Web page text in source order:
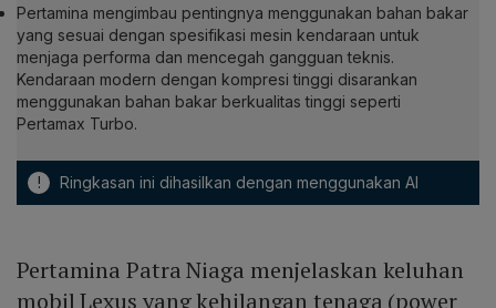
Pertamina mengimbau pentingnya menggunakan bahan bakar
yang sesuai dengan spesifikasi mesin kendaraan untuk
menjaga performa dan mencegah gangguan teknis.
Kendaraan modern dengan kompresi tinggi disarankan
menggunakan bahan bakar berkualitas tinggi seperti
Pertamax Turbo.
! Ringkasan ini dihasilkan dengan menggunakan AI
Pertamina Patra Niaga menjelaskan keluhan
mobil Lexus yang kehilangan tenaga (power